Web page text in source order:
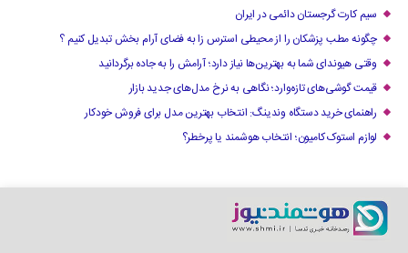
سیم کارت گرجستان دائمی در ایران
چگونه مطب پزشکان را از محیطی استرس زا به فضای آرام بخش تبدیل کنیم ؟
وقتی هیوندای شما به بهترین‌ها نیاز دارد؛ آرامش را به جاده برگردانید
قیمت گوشی‌های تازه‌وارد؛ نگاهی به نرخ مدل‌های جدید بازار
راهنمای خرید دستگاه وندینگ: انتخاب بهترین مدل برای فروش خودکار
لوازم استوک کامیون؛ انتخاب هوشمند یا پرخطر؟